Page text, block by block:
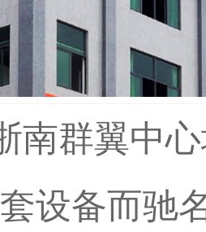
南群翼中
设备而驰